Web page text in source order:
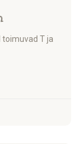
toimuvad T ja